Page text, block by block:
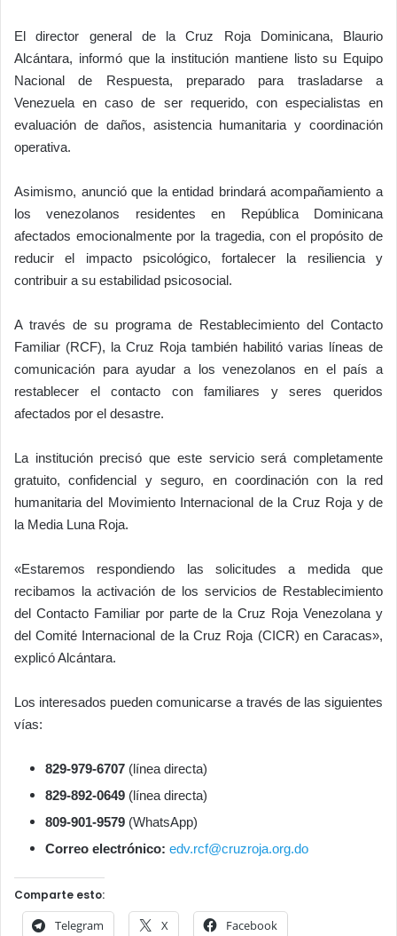
El director general de la Cruz Roja Dominicana, Blaurio
Alcántara, informó que la institución mantiene listo su Equipo
Nacional de Respuesta, preparado para trasladarse a
Venezuela en caso de ser requerido, con especialistas en
evaluación de daños, asistencia humanitaria y coordinación
operativa.
Asimismo, anunció que la entidad brindará acompañamiento a
los venezolanos residentes en República Dominicana
afectados emocionalmente por la tragedia, con el propósito de
reducir el impacto psicológico, fortalecer la resiliencia y
contribuir a su estabilidad psicosocial.
A través de su programa de Restablecimiento del Contacto
Familiar (RCF), la Cruz Roja también habilitó varias líneas de
comunicación para ayudar a los venezolanos en el país a
restablecer el contacto con familiares y seres queridos
afectados por el desastre.
La institución precisó que este servicio será completamente
gratuito, confidencial y seguro, en coordinación con la red
humanitaria del Movimiento Internacional de la Cruz Roja y de
la Media Luna Roja.
«Estaremos respondiendo las solicitudes a medida que
recibamos la activación de los servicios de Restablecimiento
del Contacto Familiar por parte de la Cruz Roja Venezolana y
del Comité Internacional de la Cruz Roja (CICR) en Caracas»,
explicó Alcántara.
Los interesados pueden comunicarse a través de las siguientes
vías:
829-979-6707 (línea directa)
829-892-0649 (línea directa)
809-901-9579 (WhatsApp)
Correo electrónico: edv.rcf@cruzroja.org.do
Comparte esto:
Telegram X Facebook